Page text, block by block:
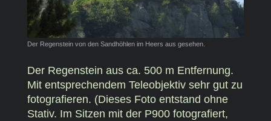
Der Regenstein von den Sandhöhlen im Heers aus gesehen.
Der Regenstein aus ca. 500 m Entfernung.
Mit entsprechendem Teleobjektiv sehr gut zu
fotografieren. (Dieses Foto entstand ohne
Stativ. Im Sitzen mit der P900 fotografiert,